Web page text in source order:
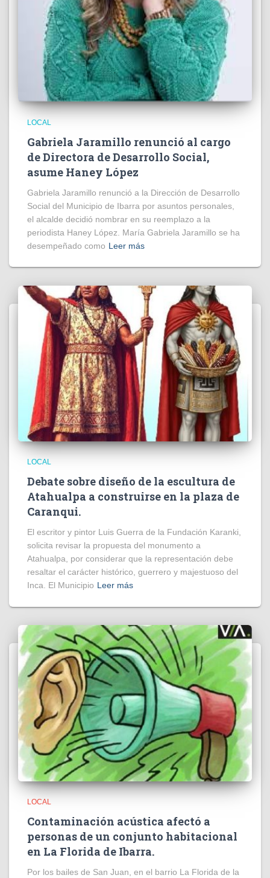
LOCAL
Gabriela Jaramillo renunció al cargo
de Directora de Desarrollo Social,
asume Haney López
Gabriela Jaramillo renunció a la Dirección de Desarrollo
Social del Municipio de Ibarra por asuntos personales,
el alcalde decidió nombrar en su reemplazo a la
periodista Haney López. María Gabriela Jaramillo se ha
desempeñado como Leer más
LOCAL
Debate sobre diseño de la escultura de
Atahualpa a construirse en la plaza de
Caranqui.
El escritor y pintor Luis Guerra de la Fundación Karanki,
solicita revisar la propuesta del monumento a
Atahualpa, por considerar que la representación debe
resaltar el carácter histórico, guerrero y majestuoso del
Inca. El Municipio Leer más
LOCAL
Contaminación acústica afectó a
personas de un conjunto habitacional
en La Florida de Ibarra.
Por los bailes de San Juan, en el barrio La Florida de la